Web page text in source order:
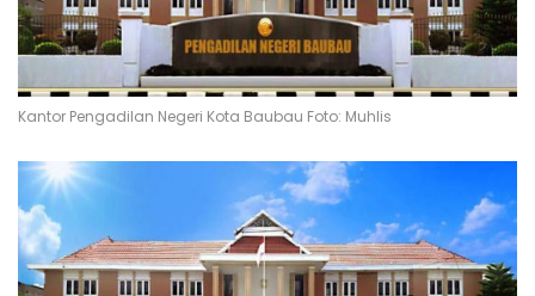
Kantor Pengadilan Negeri Kota Baubau Foto: Muhlis